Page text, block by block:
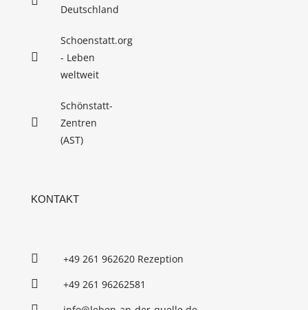
Deutschland
Schoenstatt.org
- Leben
weltweit
Schönstatt-
Zentren
(AST)
KONTAKT
+49 261 962620 Rezeption
+49 261 96262581